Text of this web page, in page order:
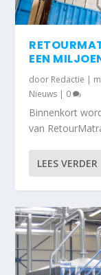
EEN
door Redactie |
Nieuws | 0
Binnenkort
van
LEES VERDER